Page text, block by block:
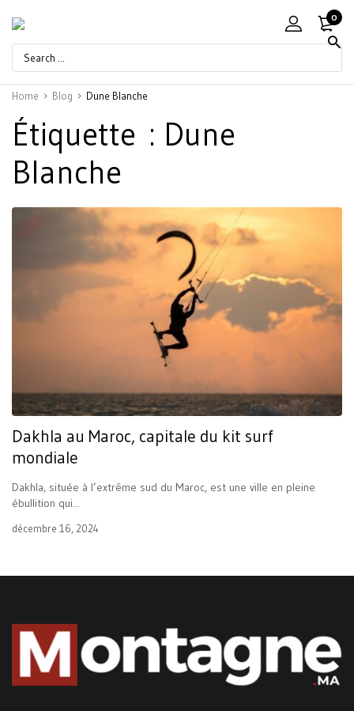
0
Home Blog Dune Blanche
Étiquette : Dune
Blanche
Dakhla au Maroc, capitale du kit surf
mondiale
Dakhla, située à l’extrême sud du Maroc, est une ville en pleine
ébullition qui...
décembre 16, 2024